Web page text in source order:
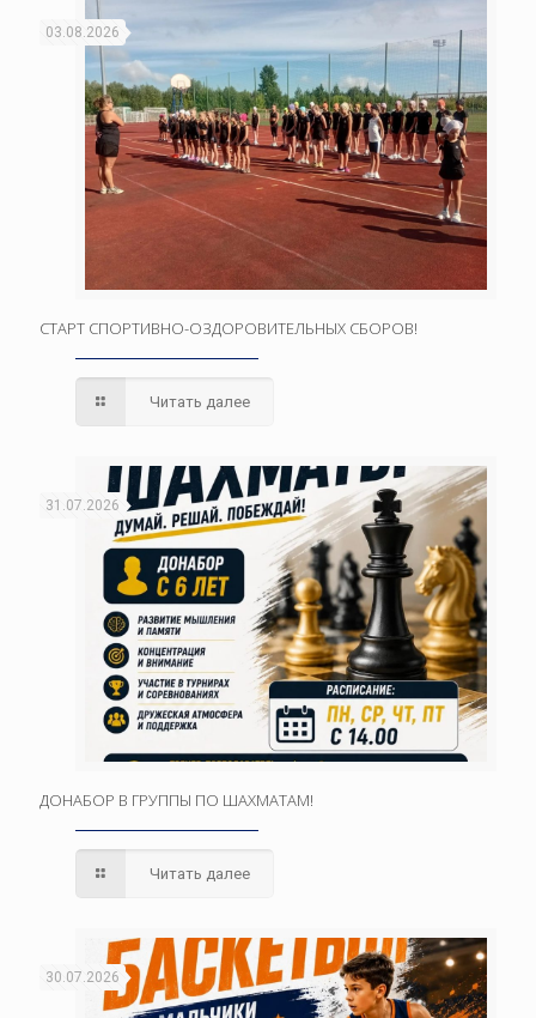
03.08.2026
СТАРТ СПОРТИВНО-ОЗДОРОВИТЕЛЬНЫХ СБОРОВ!
Читать далее
31.07.2026
ДОНАБОР В ГРУППЫ ПО ШАХМАТАМ!
Читать далее
30.07.2026